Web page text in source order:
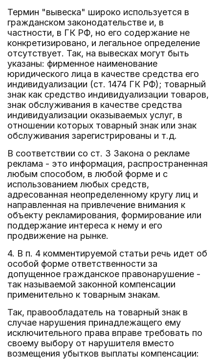
Термин "вывеска" широко используется в
гражданском законодательстве и, в
частности, в ГК РФ, но его содержание не
конкретизировано, и легальное определение
отсутствует. Так, на вывесках могут быть
указаны: фирменное наименование
юридического лица в качестве средства его
индивидуализации (ст. 1474 ГК РФ); товарный
знак как средство индивидуализации товаров,
знак обслуживания в качестве средства
индивидуализации оказываемых услуг, в
отношении которых товарный знак или знак
обслуживания зарегистрированы и т.д.
В соответствии со ст. 3 Закона о рекламе
реклама - это информация, распространенная
любым способом, в любой форме и с
использованием любых средств,
адресованная неопределенному кругу лиц и
направленная на привлечение внимания к
объекту рекламирования, формирование или
поддержание интереса к нему и его
продвижение на рынке.
4. В п. 4 комментируемой статьи речь идет об
особой форме ответственности за
допущенное гражданское правонарушение -
так называемой законной компенсации
применительно к товарным знакам.
Так, правообладатель на товарный знак в
случае нарушения принадлежащего ему
исключительного права вправе требовать по
своему выбору от нарушителя вместо
возмещения убытков выплаты компенсации: